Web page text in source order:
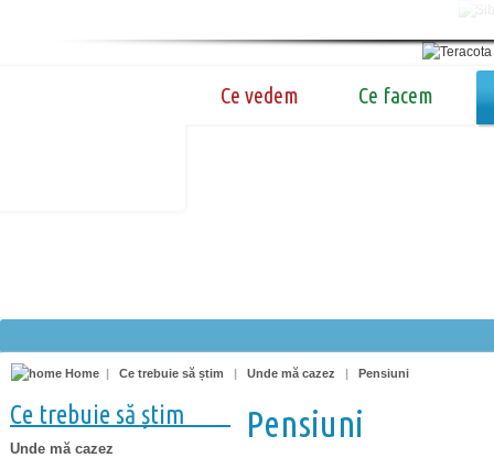
Ce vedem Ce facem
Home | Ce trebuie să știm | Unde mă cazez | Pensiuni
Ce trebuie să știm
Unde mă cazez
Pensiuni